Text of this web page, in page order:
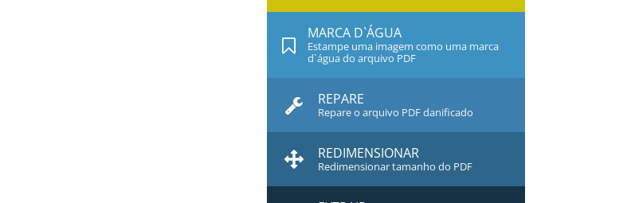
MARCA D`ÁGUA
Estampe uma imagem como uma marca
d`água do arquivo PDF
REPARE
Repare o arquivo PDF danificado
REDIMENSIONAR
Redimensionar tamanho do PDF